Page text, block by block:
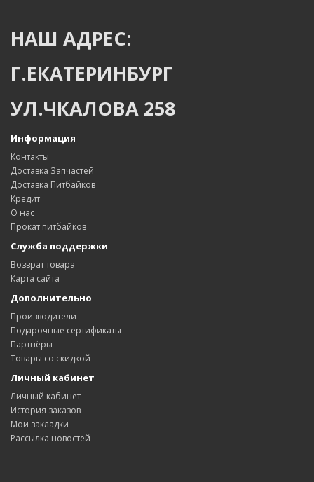
НАШ АДРЕС:
Г.ЕКАТЕРИНБУРГ
УЛ.ЧКАЛОВА 258
Информация
Контакты
Доставка Запчастей
Доставка Питбайков
Кредит
О нас
Прокат питбайков
Служба поддержки
Возврат товара
Карта сайта
Дополнительно
Производители
Подарочные сертификаты
Партнёры
Товары со скидкой
Личный кабинет
Личный кабинет
История заказов
Мои закладки
Рассылка новостей